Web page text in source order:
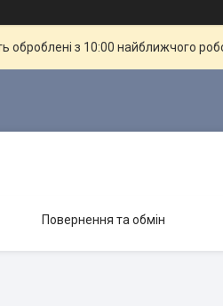
оброблені з 10:00 найближчого
Повернення та обмін